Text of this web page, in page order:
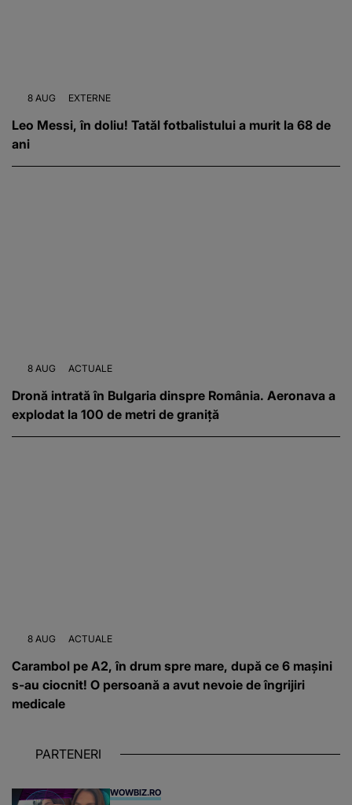
8 AUG EXTERNE
Leo Messi, în doliu! Tatăl fotbalistului a murit la 68 de
ani
8 AUG ACTUALE
Dronă intrată în Bulgaria dinspre România. Aeronava a
explodat la 100 de metri de graniță
8 AUG ACTUALE
Carambol pe A2, în drum spre mare, după ce 6 mașini
s-au ciocnit! O persoană a avut nevoie de îngrijiri
medicale
PARTENERI
WOWBIZ.RO